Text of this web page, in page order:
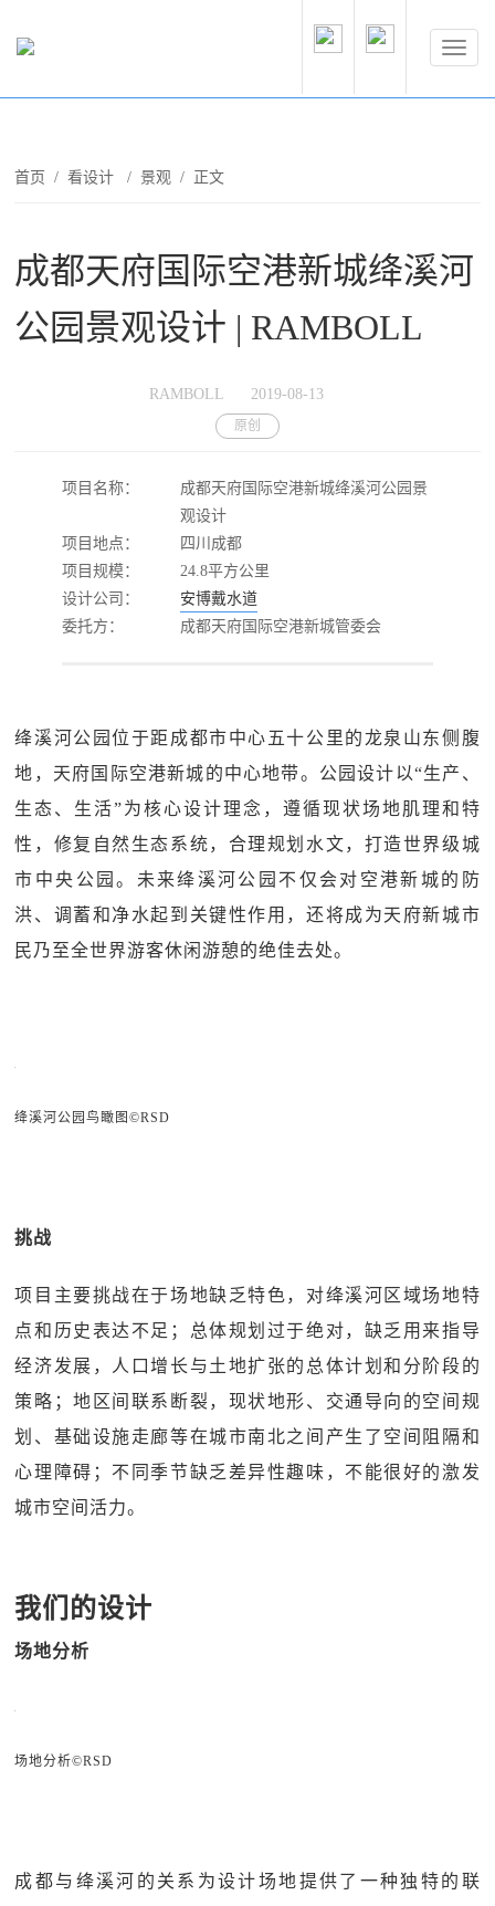
首页 /看设计 / 景观 / 正文
成都天府国际空港新城绛溪河
公园景观设计 | RAMBOLL
RAMBOLL 2019-08-13
原创
项目名称：
成都天府国际空港新城绛溪河公园景
观设计
项目地点：
四川成都
项目规模：
24.8平方公里
设计公司：
安博戴水道
委托方：
成都天府国际空港新城管委会
绛溪河公园位于距成都市中心五十公里的龙泉山东侧腹
地，天府国际空港新城的中心地带。公园设计以“生产、
生态、生活”为核心设计理念，遵循现状场地肌理和特
性，修复自然生态系统，合理规划水文，打造世界级城
市中央公园。未来绛溪河公园不仅会对空港新城的防
洪、调蓄和净水起到关键性作用，还将成为天府新城市
民乃至全世界游客休闲游憩的绝佳去处。
绛溪河公园鸟瞰图©RSD
挑战
项目主要挑战在于场地缺乏特色，对绛溪河区域场地特
点和历史表达不足；总体规划过于绝对，缺乏用来指导
经济发展，人口增长与土地扩张的总体计划和分阶段的
策略；地区间联系断裂，现状地形、交通导向的空间规
划、基础设施走廊等在城市南北之间产生了空间阻隔和
心理障碍；不同季节缺乏差异性趣味，不能很好的激发
城市空间活力。
我们的设计
场地分析
场地分析©RSD
成都与绛溪河的关系为设计场地提供了一种独特的联